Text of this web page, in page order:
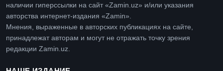
наличии гиперссылки на сайт «Zamin.uz» и/или указания
авторства интернет-издания «Zamin».
Мнения, выраженные в авторских публикациях на сайте,
принадлежат авторам и могут не отражать точку зрения
редакции Zamin.uz.